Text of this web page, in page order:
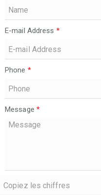
E-mail Address *
Phone *
Message *